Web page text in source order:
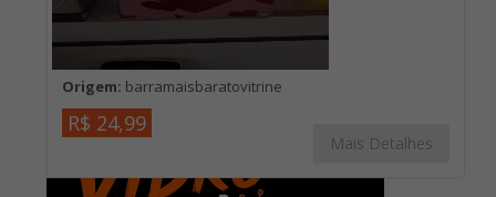
Origem: barramaisbaratovitrine
R$ 24,99
Mais Detalhes